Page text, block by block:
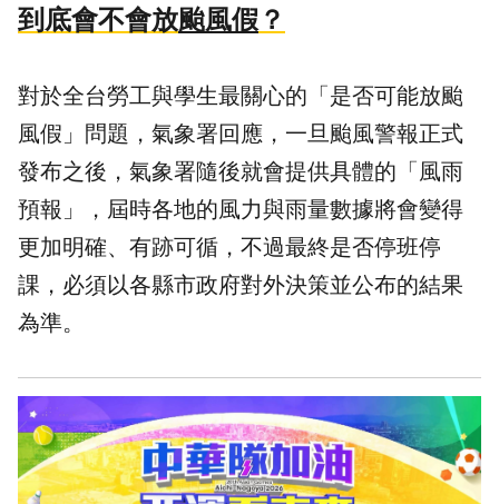
到底會不會放颱風假 ？
對於全台勞工與學生最關心的「是否可能放颱
風假」問題，氣象署回應，一旦颱風警報正式
發布之後，氣象署隨後就會提供具體的「風雨
預報」，屆時各地的風力與雨量數據將會變得
更加明確、有跡可循，不過最終是否停班停
課，必須以各縣市政府對外決策並公布的結果
為準。